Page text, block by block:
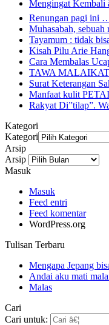
Mengingat Kembali
Renungan pagi ini
Muhasabah,
Tayamum : tidak
Kisah Pilu Arie
Cara Membalas
TAWA
Surat Keterangan
Manfaat kulit
Rakyat Di”tilap”.
Kategori
Kategori
Arsip
Arsip
Masuk
Masuk
Feed entri
Feed komentar
WordPress.org
Tulisan Terbaru
Mengapa Jepang
Andai aku mati
Malas
Cari
Cari untuk: